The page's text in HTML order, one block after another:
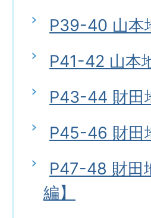
P39-40 山本
P41-42 山本
P43-44 財田
P45-46 財田
P47-48 財田
編】